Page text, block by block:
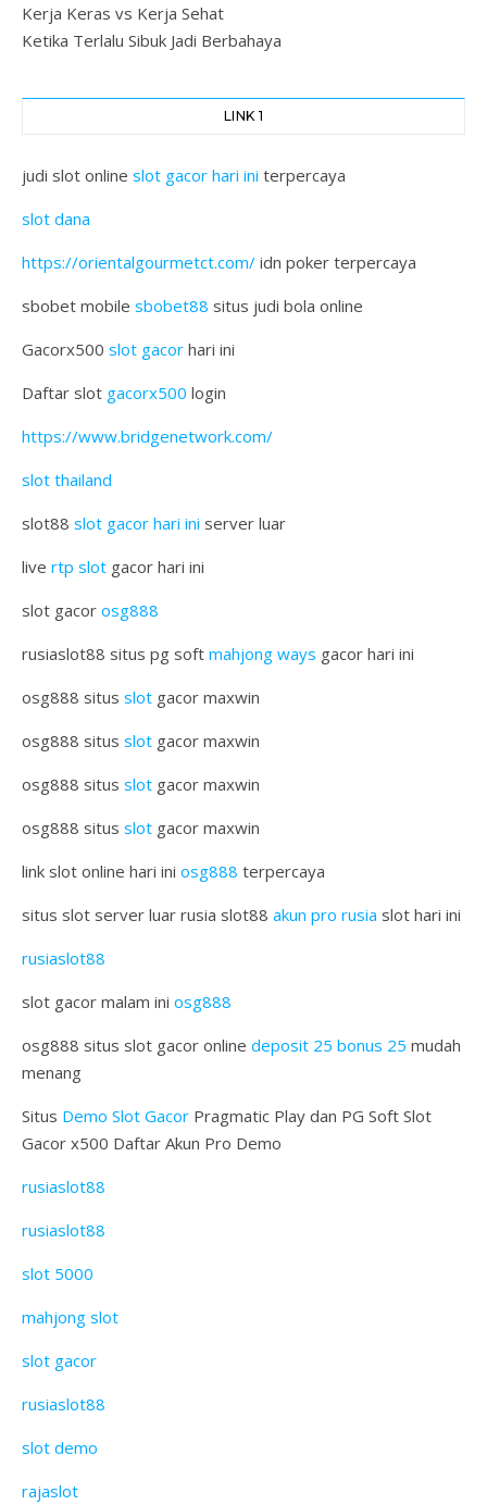
Kerja Keras vs Kerja Sehat
Ketika Terlalu Sibuk Jadi Berbahaya
LINK 1
judi slot online slot gacor hari ini terpercaya
slot dana
https://orientalgourmetct.com/ idn poker terpercaya
sbobet mobile sbobet88 situs judi bola online
Gacorx500 slot gacor hari ini
Daftar slot gacorx500 login
https://www.bridgenetwork.com/
slot thailand
slot88 slot gacor hari ini server luar
live rtp slot gacor hari ini
slot gacor osg888
rusiaslot88 situs pg soft mahjong ways gacor hari ini
osg888 situs slot gacor maxwin
osg888 situs slot gacor maxwin
osg888 situs slot gacor maxwin
osg888 situs slot gacor maxwin
link slot online hari ini osg888 terpercaya
situs slot server luar rusia slot88 akun pro rusia slot hari ini
rusiaslot88
slot gacor malam ini osg888
osg888 situs slot gacor online deposit 25 bonus 25 mudah
menang
Situs Demo Slot Gacor Pragmatic Play dan PG Soft Slot
Gacor x500 Daftar Akun Pro Demo
rusiaslot88
rusiaslot88
slot 5000
mahjong slot
slot gacor
rusiaslot88
slot demo
rajaslot